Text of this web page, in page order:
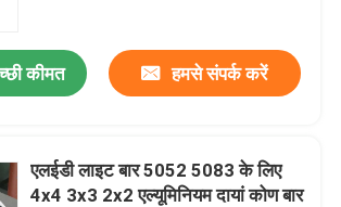
कीमत हमसे संपर्क करें
एलईडी लाइट बार 5052 5083 के लिए
4x4 3x3 2x2 एल्यूमिनियम दायां कोण बार